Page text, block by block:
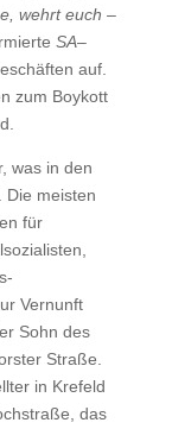
wehrt euch –
SA–
auf.
zum Boykott
was in den
Die meisten
für
Vernunft
Sohn des
Straße.
in Krefeld
das